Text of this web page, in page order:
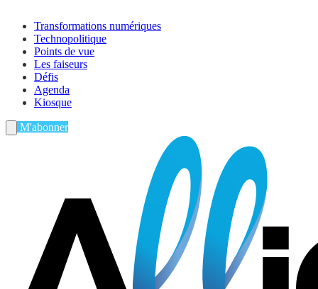
Transformations numériques
Technopolitique
Points de vue
Les faiseurs
Défis
Agenda
Kiosque
M'abonner